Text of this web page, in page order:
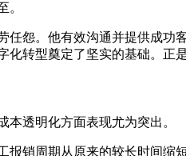
。
怨。他有效沟通并提供成
化转型奠定了坚实的基础。正
透明化方面表现尤为突出。
销周期从原来的较长时间